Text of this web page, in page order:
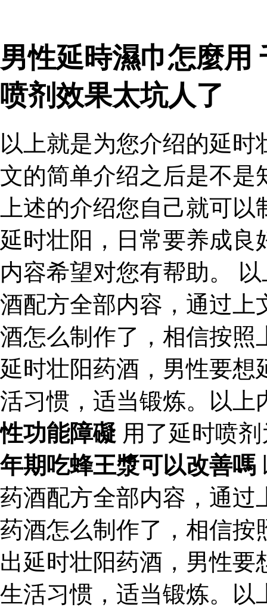
男性延時濕巾怎麼用
喷剂效果太坑人了
以上就是为您介绍的延
文的简单介绍之后是不是
上述的介绍您自己就可
延时壮阳，日常要养成良
内容希望对您有帮助。
酒配方全部内容，通过上
酒怎么制作了，相信按照
延时壮阳药酒，男性要想
活习惯，适当锻炼。以上
性功能障礙 用了延时喷
年期吃蜂王漿可以改善嗎
药酒配方全部内容，通过
药酒怎么制作了，相信按
出延时壮阳药酒，男性
生活习惯，适当锻炼。以